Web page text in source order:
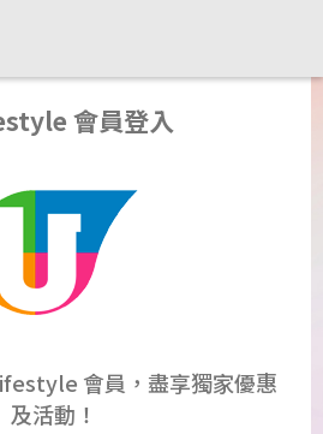
會員登入
會員，盡享獨家優惠
及活動！